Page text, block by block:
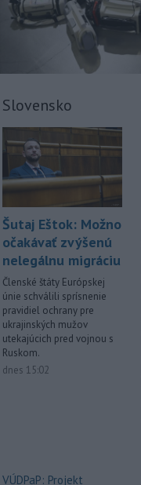
Slovensko
Šutaj Eštok: Možno
očakávať zvýšenú
nelegálnu migráciu
Členské štáty Európskej
únie schválili sprísnenie
pravidiel ochrany pre
ukrajinských mužov
utekajúcich pred vojnou s
Ruskom.
dnes 15:02
VÚDPaP: Projekt